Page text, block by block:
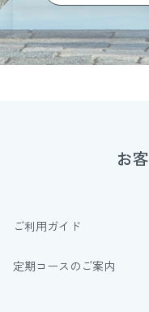
お
ご利用ガイド
定期コースのご案内